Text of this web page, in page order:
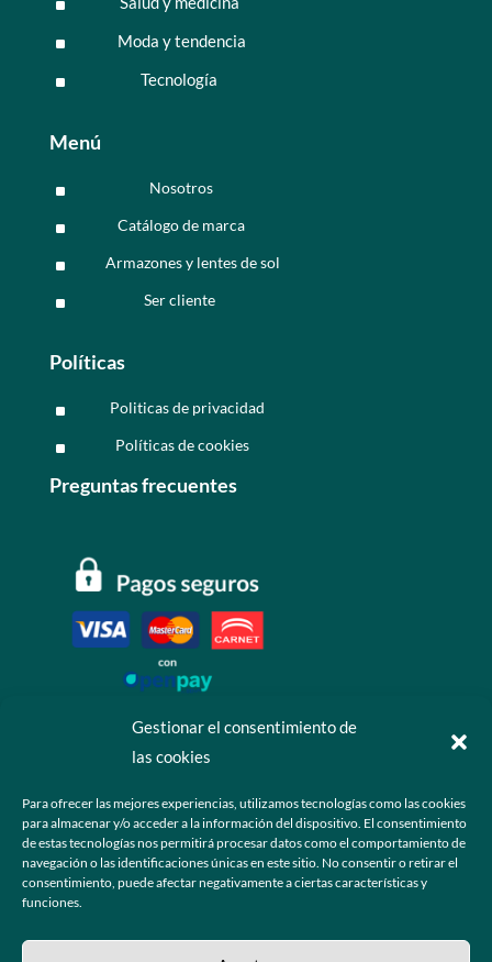
Gestionar el consentimiento de
las cookies
Para ofrecer las mejores experiencias, utilizamos tecnologías como las cookies
para almacenar y/o acceder a la información del dispositivo. El consentimiento
de estas tecnologías nos permitirá procesar datos como el comportamiento de
navegación o las identificaciones únicas en este sitio. No consentir o retirar el
consentimiento, puede afectar negativamente a ciertas características y
funciones.
^
^ Moda y tendencia
^ Tecnología
Menú
^ Nosotros
^ Catálogo de marca
^ Armazones y lentes de sol
^ Ser cliente
Políticas
^ Politicas de privacidad
^ Políticas de cookies
Preguntas frecuentes
 +52 55 6173 7725 (Ventas)
 hola@grupo-omk.com
© 2025 Grupo OMK – Todos los derechos reservados